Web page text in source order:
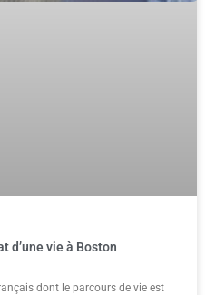
d’une vie à Boston
dont le parcours de vie est